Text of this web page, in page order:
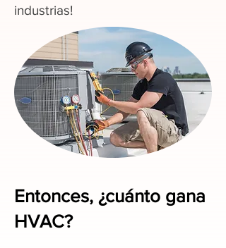
industrias!
Entonces, ¿cuánto gana
HVAC?